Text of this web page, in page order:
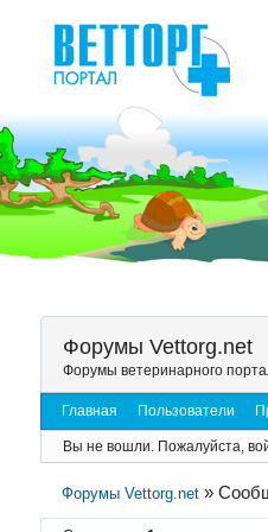
Форумы Vettorg.net
Форумы ветеринарного
Главная Пользователи
Вы не вошли. Пожалуйста,
Форумы Vettorg.net »